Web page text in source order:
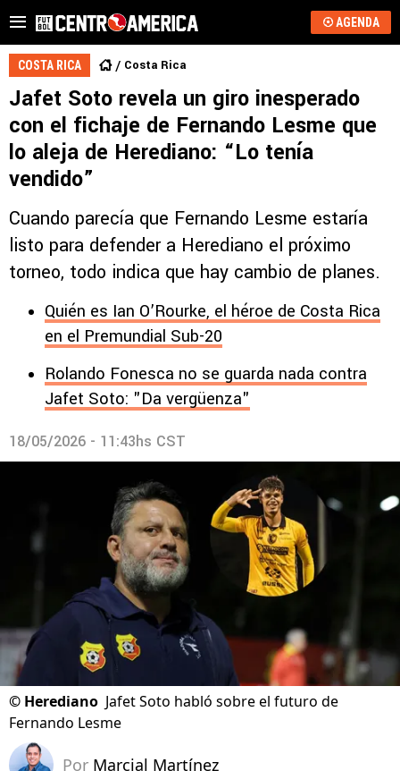
AGENDA
COSTA RICA Costa Rica
Jafet Soto revela un giro inesperado
con el fichaje de Fernando Lesme que
lo aleja de Herediano: “Lo tenía
vendido”
Cuando parecía que Fernando Lesme estaría
listo para defender a Herediano el próximo
torneo, todo indica que hay cambio de planes.
Quién es Ian O’Rourke, el héroe de Costa Rica
en el Premundial Sub-20
Rolando Fonesca no se guarda nada contra
Jafet Soto: "Da vergüenza"
18/05/2026 - 11:43hs CST
© Herediano Jafet Soto habló sobre el futuro de
Fernando Lesme
Por Marcial Martínez